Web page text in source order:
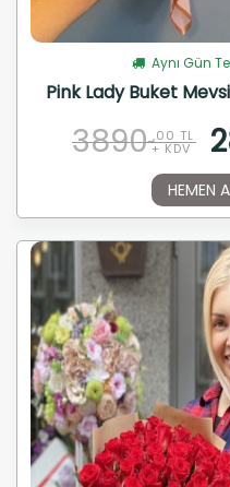
Aynı Gün
Pink Lady Buket
3890 ,00 TL
+ KDV
HEMEN